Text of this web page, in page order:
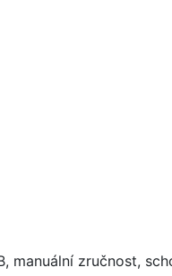
manuální zručnost,